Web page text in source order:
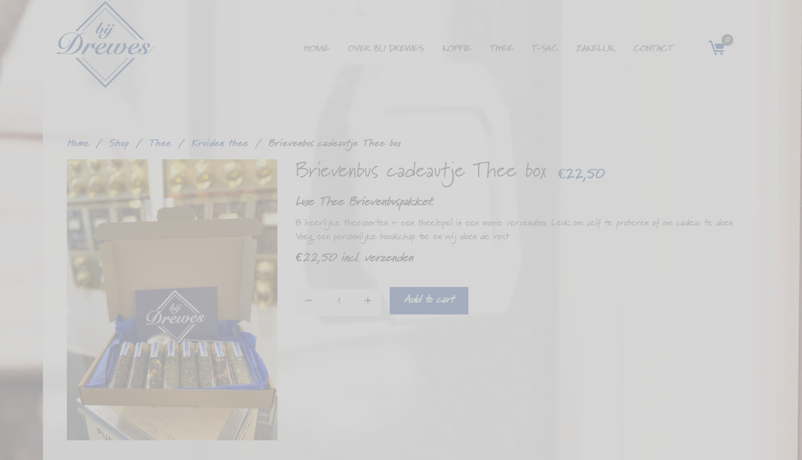
0
HOME OVER BIJ DREWES KOFFIE THEE T-SAC ZAKELIJK CONTACT
Home / Shop / Thee / Kruiden thee / Brievenbus cadeautje Thee box
Brievenbus cadeautje Thee box €22,50
Luxe Thee Brievenbuspakket.
8 heerlijke theesoorten + een theelepel in een mooie verzendbox. Leuk om zelf te proberen of om cadeau te doen.
Voeg een persoonlijke boodschap toe en wij doen de rest
€22,50 incl. verzenden
Brievenbus Add to cart